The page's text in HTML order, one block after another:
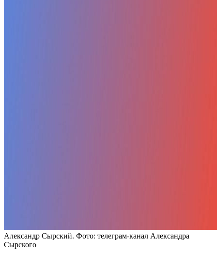
Александр Сырский. Фото: телеграм-канал Александра
Сырского